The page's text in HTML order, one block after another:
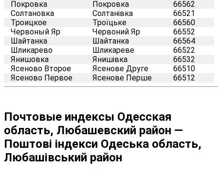
Покровка
Покровка
66562
Солтановка
Солтанівка
66521
Троицкое
Троїцьке
66560
Червоный Яр
Червоний Яр
66552
Шайтанка
Шайтанка
66564
Шликарево
Шликареве
66522
Янишовка
Янишівка
66532
Ясеново Второе
Ясенове Друге
66510
Ясеново Первое
Ясенове Перше 66512
Почтовые индексы Одесская
область, Любашевский район —
Поштові індекси Одеська область,
Любашівський район